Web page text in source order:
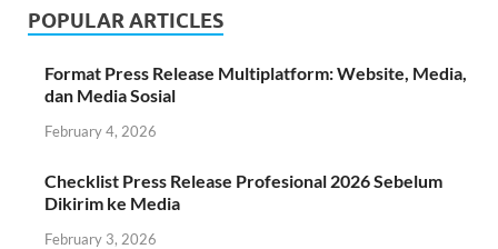
POPULAR ARTICLES
Format Press Release Multiplatform: Website, Media,
dan Media Sosial
February 4, 2026
Checklist Press Release Profesional 2026 Sebelum
Dikirim ke Media
February 3, 2026